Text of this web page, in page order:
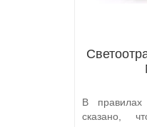
В правилах
сказано,